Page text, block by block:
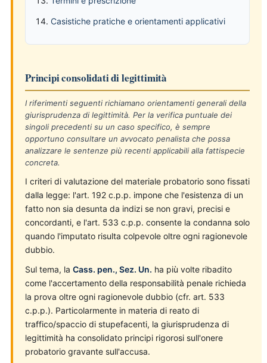
Casistiche pratiche e orientamenti applicativi
Principi consolidati di legittimità
I riferimenti seguenti richiamano orientamenti generali della
giurisprudenza di legittimità. Per la verifica puntuale dei
singoli precedenti su un caso specifico, è sempre
opportuno consultare un avvocato penalista che possa
analizzare le sentenze più recenti applicabili alla fattispecie
concreta.
I criteri di valutazione del materiale probatorio sono fissati
dalla legge: l'art. 192 c.p.p. impone che l'esistenza di un
fatto non sia desunta da indizi se non gravi, precisi e
concordanti, e l'art. 533 c.p.p. consente la condanna solo
quando l'imputato risulta colpevole oltre ogni ragionevole
dubbio.
Sul tema, la Cass. pen., Sez. Un. ha più volte ribadito
come l'accertamento della responsabilità penale richieda
la prova oltre ogni ragionevole dubbio (cfr. art. 533
c.p.p.). Particolarmente in materia di reato di
traffico/spaccio di stupefacenti, la giurisprudenza di
legittimità ha consolidato principi rigorosi sull'onere
probatorio gravante sull'accusa.